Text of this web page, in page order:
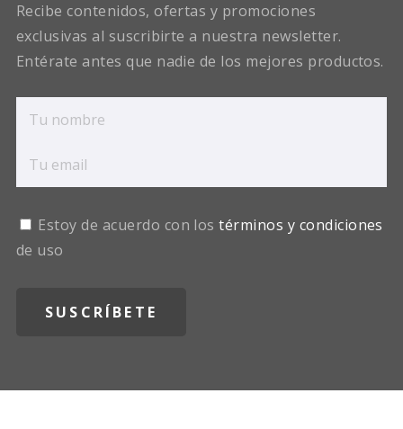
Recibe contenidos, ofertas y promociones
exclusivas al suscribirte a nuestra newsletter.
Entérate antes que nadie de los mejores productos.
Estoy de acuerdo con lostérminos y condiciones
de uso